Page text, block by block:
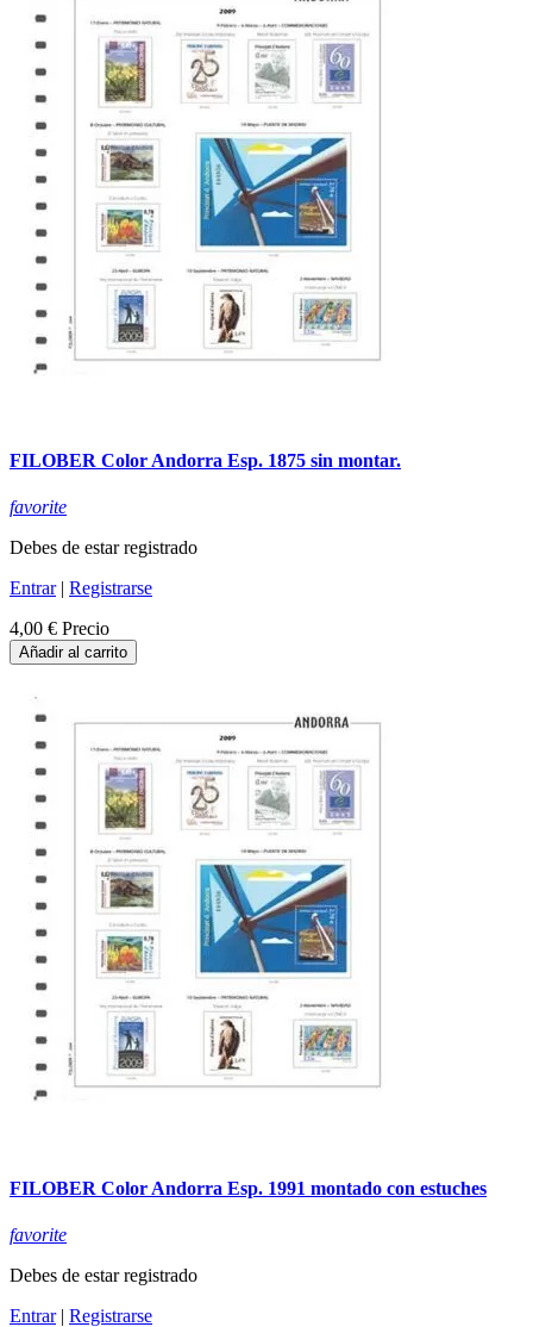
FILOBER Color Andorra Esp. 1875 sin montar.
favorite
Debes de estar registrado
Entrar| Registrarse
4,00 € Precio
Añadir al carrito
FILOBER Color Andorra Esp. 1991 montado con estuches
favorite
Debes de estar registrado
Entrar| Registrarse